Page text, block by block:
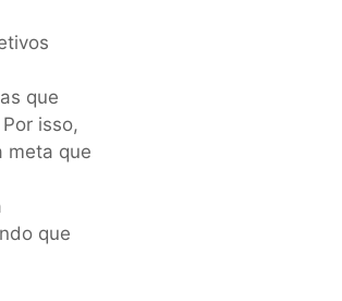
que
isso,
meta que
que